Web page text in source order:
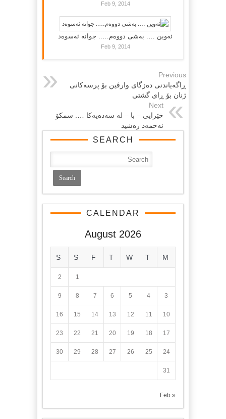
Feb 9, 2014
ئەوین …. بەشی دووەم….. جوانە ئەسوەد
Feb 9, 2014
Previous
ڕاگەیاندنی دەزگای وارڤین بۆ پرسەکانی
ژنان بۆ ڕای گشتی
Next
خێرايی – با – له سه‌ده‌یه‌کا …. سمکۆ
ئه‌حمه‌د ره‌شيد
SEARCH
CALENDAR
August 2026
M
T
W
T
F
S
S
1
2
3
4
5
6
7
8
9
10
11
12
13
14
15
16
17
18
19
20
21
22
23
24
25
26
27
28
29
30
31
« Feb